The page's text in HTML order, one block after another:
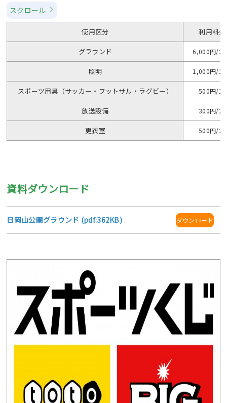
スクロール
使用区分 利用料金
グラウンド 6,000円/2
照明 1,000円/1
スポーツ用具（サッカー・フットサル・ラグビー） 500円/2
放送設備 300円/2
更衣室 500円/2
資料ダウンロード
日岡山公園グラウンド (pdf:362KB) ダウンロード